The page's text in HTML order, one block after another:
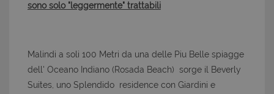
sono solo "leggermente" trattabili
Malindi a soli 100 Metri da una delle Piu Belle spiagge
dell' Oceano Indiano (Rosada Beach) sorge il Beverly
Suites, uno Splendido residence con Giardini e